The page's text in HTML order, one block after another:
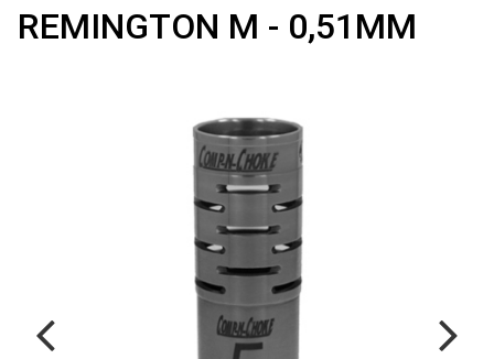
REMINGTON M - 0,51ММ